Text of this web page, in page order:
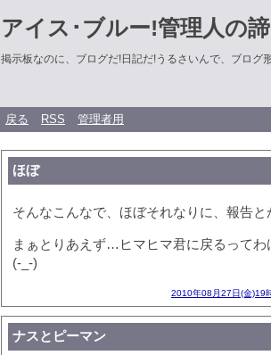
アイス･ブルー!管理人の
掲示板なのに、ブログだ!日記だ!うるさいんで、ブログ
戻る RSS 管理者用
ほぼ
そんなこんなで、ほぼそれなりに、報告
まぁとりあえず…ヒマヒマ君に戻るってわ
(-_-)
2010年08月27日(金)19
ナスとピーマン